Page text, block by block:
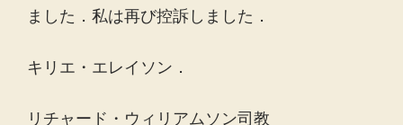
ました．私は再び控訴しました．
キリエ・エレイソン．
リチャード・ウィリアムソン司教